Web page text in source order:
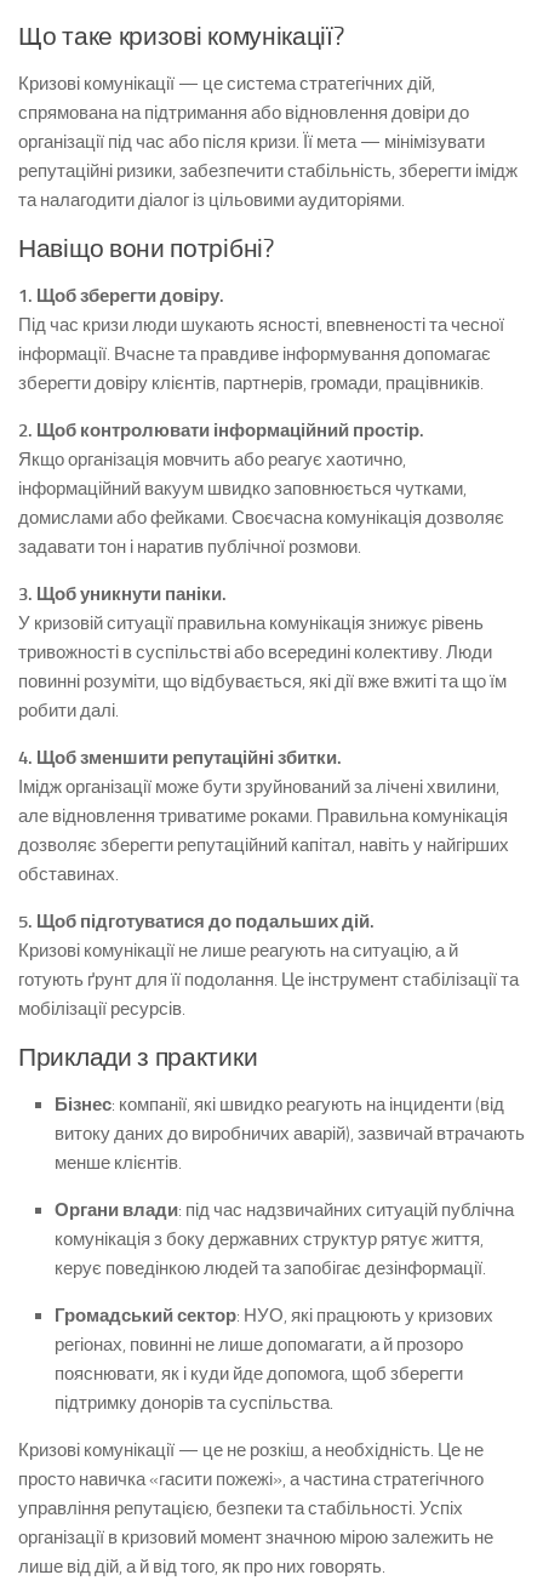
Що таке кризові комунікації?
Кризові комунікації — це система стратегічних дій,
спрямована на підтримання або відновлення довіри до
організації під час або після кризи. Її мета — мінімізувати
репутаційні ризики, забезпечити стабільність, зберегти імідж
та налагодити діалог із цільовими аудиторіями.
Навіщо вони потрібні?
1. Щоб зберегти довіру.
Під час кризи люди шукають ясності, впевненості та чесної
інформації. Вчасне та правдиве інформування допомагає
зберегти довіру клієнтів, партнерів, громади, працівників.
2. Щоб контролювати інформаційний простір.
Якщо організація мовчить або реагує хаотично,
інформаційний вакуум швидко заповнюється чутками,
домислами або фейками. Своєчасна комунікація дозволяє
задавати тон і наратив публічної розмови.
3. Щоб уникнути паніки.
У кризовій ситуації правильна комунікація знижує рівень
тривожності в суспільстві або всередині колективу. Люди
повинні розуміти, що відбувається, які дії вже вжиті та що їм
робити далі.
4. Щоб зменшити репутаційні збитки.
Імідж організації може бути зруйнований за лічені хвилини,
але відновлення триватиме роками. Правильна комунікація
дозволяє зберегти репутаційний капітал, навіть у найгірших
обставинах.
5. Щоб підготуватися до подальших дій.
Кризові комунікації не лише реагують на ситуацію, а й
готують ґрунт для її подолання. Це інструмент стабілізації та
мобілізації ресурсів.
Приклади з практики
Бізнес: компанії, які швидко реагують на інциденти (від
витоку даних до виробничих аварій), зазвичай втрачають
менше клієнтів.
Органи влади: під час надзвичайних ситуацій публічна
комунікація з боку державних структур рятує життя,
керує поведінкою людей та запобігає дезінформації.
Громадський сектор: НУО, які працюють у кризових
регіонах, повинні не лише допомагати, а й прозоро
пояснювати, як і куди йде допомога, щоб зберегти
підтримку донорів та суспільства.
Кризові комунікації — це не розкіш, а необхідність. Це не
просто навичка «гасити пожежі», а частина стратегічного
управління репутацією, безпеки та стабільності. Успіх
організації в кризовий момент значною мірою залежить не
лише від дій, а й від того, як про них говорять.